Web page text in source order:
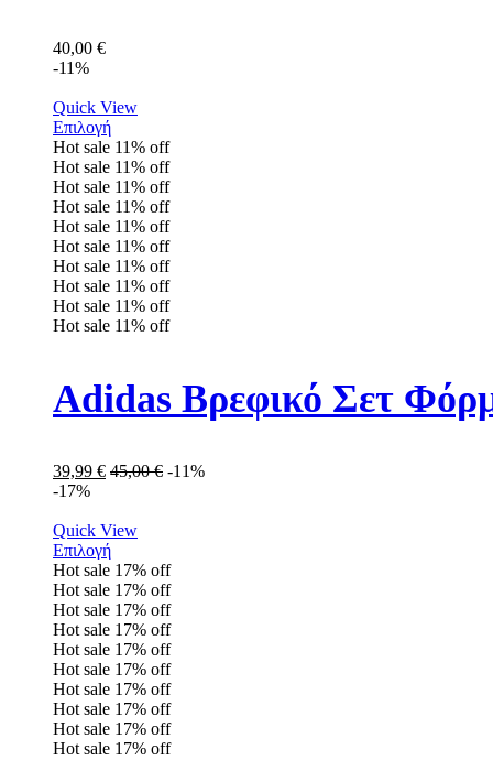
40,00 €
-11%
Quick View
Επιλογή
Hot sale 11% off
Hot sale 11% off
Hot sale 11% off
Hot sale 11% off
Hot sale 11% off
Hot sale 11% off
Hot sale 11% off
Hot sale 11% off
Hot sale 11% off
Hot sale 11% off
Adidas Βρεφικό Σετ
39,99 € 45,00€ -11%
-17%
Quick View
Επιλογή
Hot sale 17% off
Hot sale 17% off
Hot sale 17% off
Hot sale 17% off
Hot sale 17% off
Hot sale 17% off
Hot sale 17% off
Hot sale 17% off
Hot sale 17% off
Hot sale 17% off